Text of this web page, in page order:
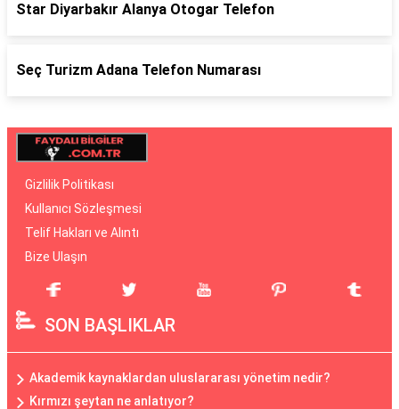
Star Diyarbakır Alanya Otogar Telefon
Seç Turizm Adana Telefon Numarası
Gizlilik Politikası
Kullanıcı Sözleşmesi
Telif Hakları ve Alıntı
Bize Ulaşın
SON BAŞLIKLAR
Akademik kaynaklardan uluslararası yönetim nedir?
Kırmızı şeytan ne anlatıyor?